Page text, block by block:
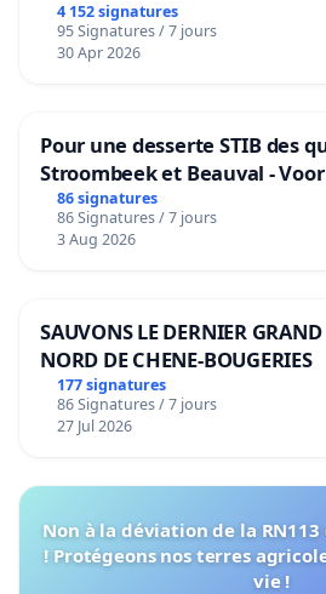
4 152 signatures
95 Signatures / 7 jours
30 Apr 2026
Pour une desserte STIB des
Stroombeek et Beauval -
bediening van de wijken
Voor
86 signatures
86 Signatures / 7 jours
3 Aug 2026
SAUVONS LE DERNIER GRAND
NORD DE CHENE-BOUGERIES
177 signatures
86 Signatures / 7 jours
27 Jul 2026
Non à la déviation de la
! Protégeons nos terres
vie !